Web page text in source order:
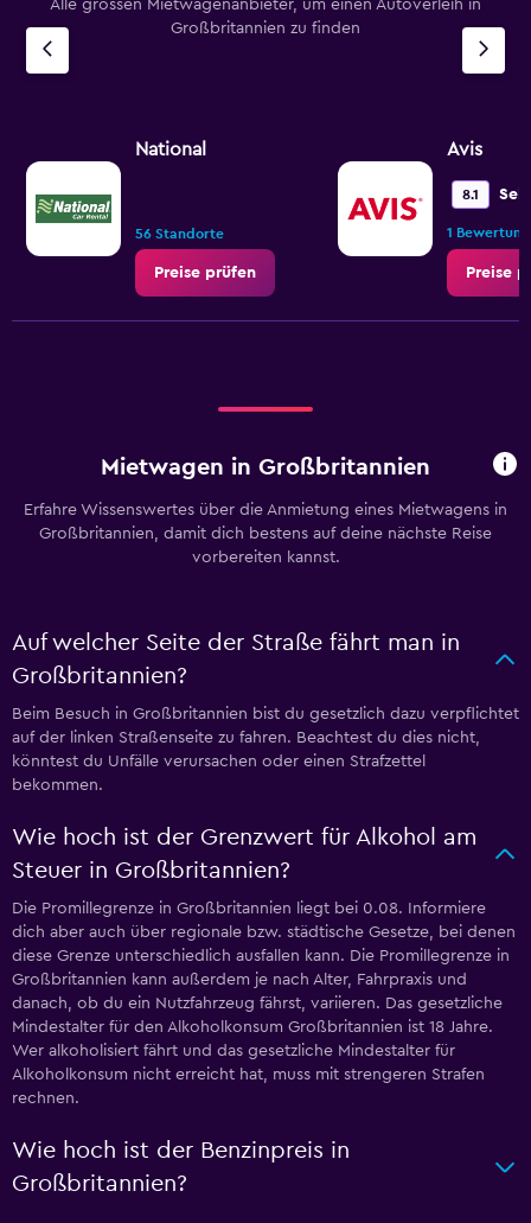
Alle grossen Mietwagenanbieter, um einen Autoverleih in
Großbritannien zu finden
National
56 Standorte
Preise prüfen
Avis
8.1
1 Bewertung
Preise
Mietwagen in Großbritannien
Erfahre Wissenswertes über die Anmietung eines Mietwagens in
Großbritannien, damit dich bestens auf deine nächste Reise
vorbereiten kannst.
Auf welcher Seite der Straße fährt man in
Großbritannien?
Beim Besuch in Großbritannien bist du gesetzlich dazu verpflichtet
auf der linken Straßenseite zu fahren. Beachtest du dies nicht,
könntest du Unfälle verursachen oder einen Strafzettel
bekommen.
Wie hoch ist der Grenzwert für Alkohol am
Steuer in Großbritannien?
Die Promillegrenze in Großbritannien liegt bei 0.08. Informiere
dich aber auch über regionale bzw. städtische Gesetze, bei denen
diese Grenze unterschiedlich ausfallen kann. Die Promillegrenze in
Großbritannien kann außerdem je nach Alter, Fahrpraxis und
danach, ob du ein Nutzfahrzeug fährst, variieren. Das gesetzliche
Mindestalter für den Alkoholkonsum Großbritannien ist 18 Jahre.
Wer alkoholisiert fährt und das gesetzliche Mindestalter für
Alkoholkonsum nicht erreicht hat, muss mit strengeren Strafen
rechnen.
Wie hoch ist der Benzinpreis in
Großbritannien?